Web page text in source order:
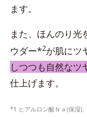
ます。
また、ほんのり光
ウダー*2が肌にツ
しつつも自然なツ
仕上げます。
*1 ヒアルロン酸Ｎａ(保湿)